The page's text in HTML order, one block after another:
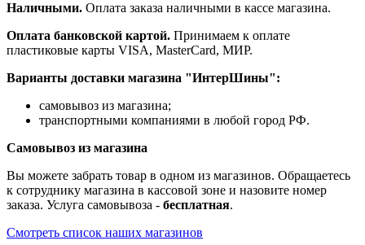
Наличными. Оплата заказа наличными в кассе магазина.
Оплата банковской картой. Принимаем к оплате
пластиковые карты VISA, MasterCard, МИР.
Варианты доставки магазина "ИнтерШины":
самовывоз из магазина;
транспортными компаниями в любой город РФ.
Самовывоз из магазина
Вы можете забрать товар в одном из магазинов. Обращаетесь
к сотруднику магазина в кассовой зоне и назовите номер
заказа. Услуга самовывоза - бесплатная.
Смотреть список наших магазинов